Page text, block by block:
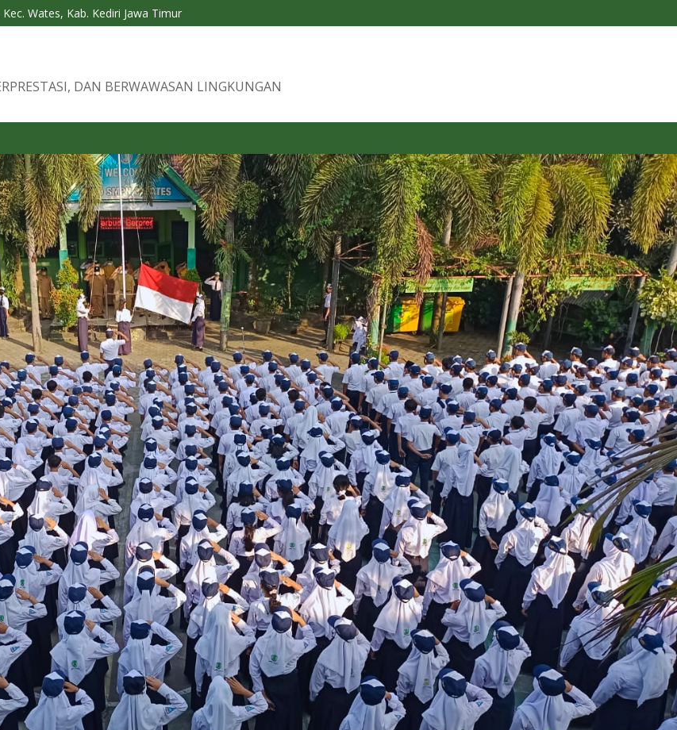
Wates, Kab. Kediri Jawa Timur
DAN BERWAWASAN LINGKUNGAN